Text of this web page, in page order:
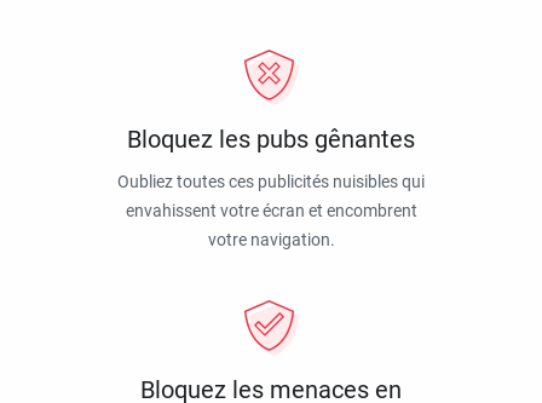
Bloquez les pubs gênantes
Oubliez toutes ces publicités nuisibles qui
envahissent votre écran et encombrent
votre navigation.
Bloquez les menaces en